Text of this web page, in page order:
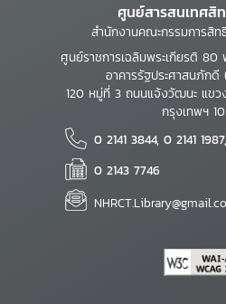
ศูนย์สารสนเทศสิ
สำนักงานคณะกรรมการสิ
ศูนย์ราชการเฉลิมพระเกียรติ
อาคารรัฐประศาสนภักดี
120 หมู่ที่ 3 ถนนแจ้งวัฒนะ แข
กรุงเทพฯ
0 2141 3844, 0 2141
0 2143 7746